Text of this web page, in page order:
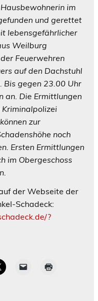
im
und gerettet
lebensgefährlicher
Weilburg
Feuerwehren
auf den Dachstuhl
Bis gegen 23.00 Uhr
an. Die Ermittlungen
zur
noch
Ersten Ermittlungen
im Obergeschoss
der Webseite der
Schadeck:
?